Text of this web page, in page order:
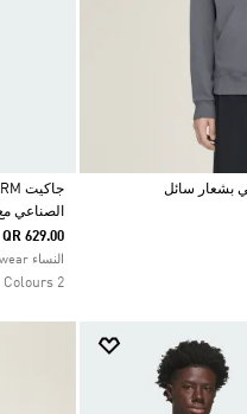
Selected
الصناعي
QR 629.00
النساء Sportswear
2 Colours